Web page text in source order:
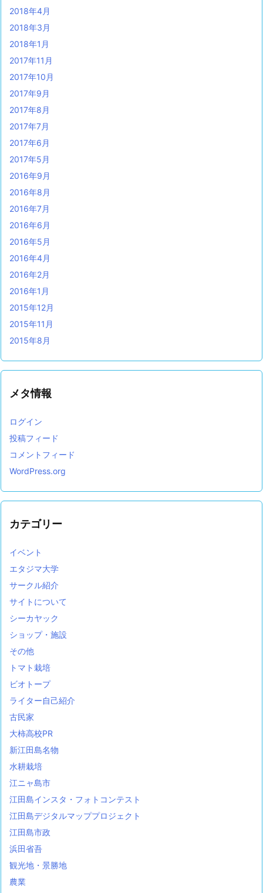
2018年4月
2018年3月
2018年1月
2017年11月
2017年10月
2017年9月
2017年8月
2017年7月
2017年6月
2017年5月
2016年9月
2016年8月
2016年7月
2016年6月
2016年5月
2016年4月
2016年2月
2016年1月
2015年12月
2015年11月
2015年8月
メタ情報
ログイン
投稿フィード
コメントフィード
WordPress.org
カテゴリー
イベント
エタジマ大学
サークル紹介
サイトについて
シーカヤック
ショップ・施設
その他
トマト栽培
ビオトープ
ライター自己紹介
古民家
大柿高校PR
新江田島名物
水耕栽培
江ニャ島市
江田島インスタ・フォトコンテスト
江田島デジタルマッププロジェクト
江田島市政
浜田省吾
観光地・景勝地
農業